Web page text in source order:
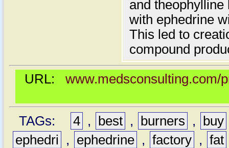
and
with ephedrine
This led to
compound
URL: www.medsconsulting.com/
TAGs: 4 , best , burners , buy
ephedri
, ephedrine , factory , fat